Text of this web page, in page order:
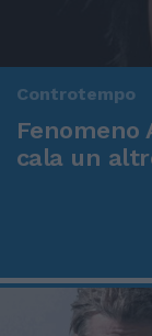
Controtempo
Fenomeno
cala un